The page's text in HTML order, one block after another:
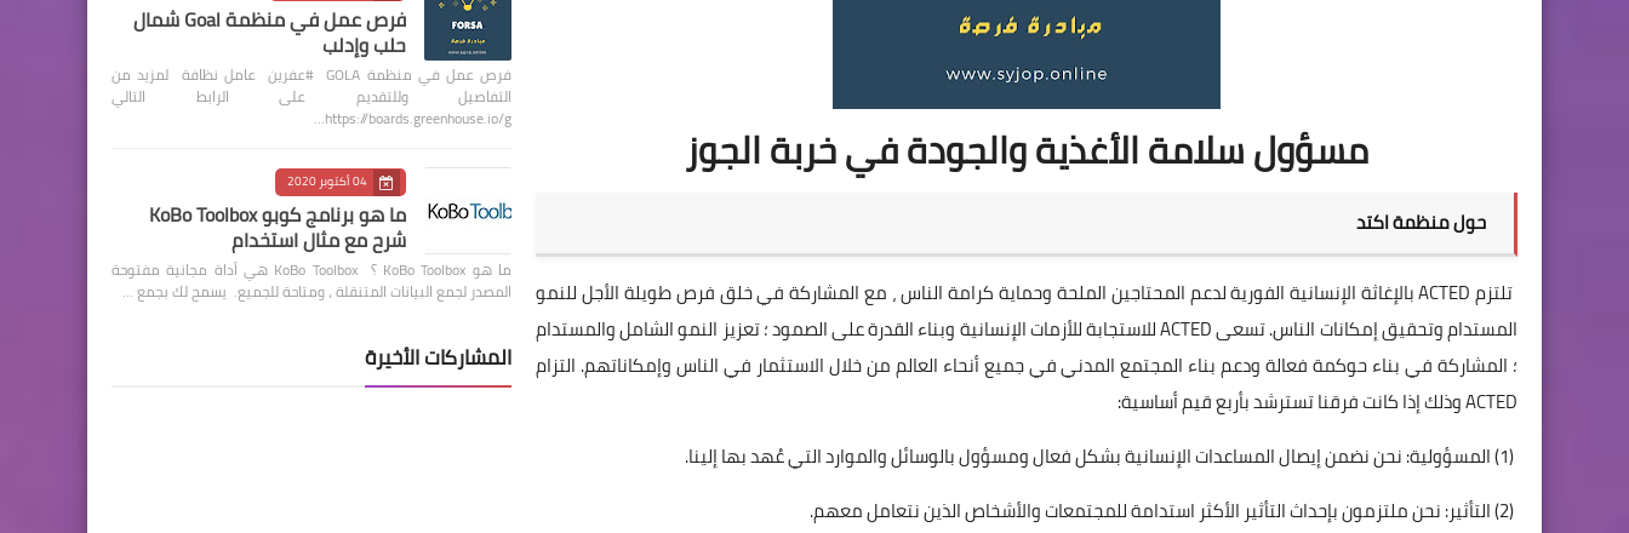
مسؤول سلامة الأغذية والجودة في خربة الجوز
حول منظمة اكتد
تلتزم ACTED بالإغاثة الإنسانية الفورية لدعم المحتاجين الملحة وحماية كرامة الناس ، مع المشاركة في خلق فرص طويلة الأجل للنمو
المستدام وتحقيق إمكانات الناس. تسعى ACTED للاستجابة للأزمات الإنسانية وبناء القدرة على الصمود ؛ تعزيز النمو الشامل والمستدام
؛ المشاركة في بناء حوكمة فعالة ودعم بناء المجتمع المدني في جميع أنحاء العالم من خلال الاستثمار في الناس وإمكاناتهم. التزام
ACTED وذلك إذا كانت فرقنا تسترشد بأربع قيم أساسية:
(1) المسؤولية: نحن نضمن إيصال المساعدات الإنسانية بشكل فعال ومسؤول بالوسائل والموارد التي عُهد بها إلينا.
(2) التأثير: نحن ملتزمون بإحداث التأثير الأكثر استدامة للمجتمعات والأشخاص الذين نتعامل معهم.
فرص عمل في منظمة Goal شمال
حلب وإدلب
فرص عمل في منظمة GOLA #عفرين عامل نظافة لمزيد من
التفاصيل وللتقديم على الرابط التالي
https://boards.greenhouse.io/g…
04 أكتوبر 2020
ما هو برنامج كوبو KoBo Toolbox
شرح مع مثال استخدام
ما هو KoBo Toolbox ؟ KoBo Toolbox هي أداة مجانية مفتوحة
المصدر لجمع البيانات المتنقلة ، ومتاحة للجميع. يسمح لك بجمع …
المشاركات الأخيرة